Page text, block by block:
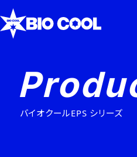
バイオクールEPS シリーズ